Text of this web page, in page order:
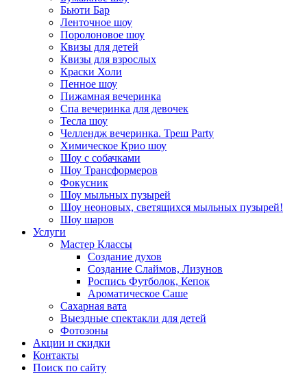
Бьюти Бар
Ленточное шоу
Поролоновое шоу
Квизы для детей
Квизы для взрослых
Краски Холи
Пенное шоу
Пижамная вечеринка
Спа вечеринка для девочек
Тесла шоу
Челлендж вечеринка. Треш Party
Химическое Крио шоу
Шоу с собачками
Шоу Трансформеров
Фокусник
Шоу мыльных пузырей
Шоу неоновых, светящихся мыльных пузырей!
Шоу шаров
Услуги
Мастер Классы
Создание духов
Создание Слаймов, Лизунов
Роспись Футболок, Кепок
Ароматическое Саше
Сахарная вата
Выездные спектакли для детей
Фотозоны
Акции и скидки
Контакты
Поиск по сайту